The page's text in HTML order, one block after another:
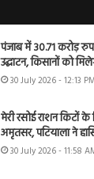
पंजाब में 30.71 करोड़
उद्घाटन, किसानों को
30 July 2026 - 12:13
मेरी रसोई राशन किटों
अमृतसर, पटियाला ने
30 July 2026 - 11:58